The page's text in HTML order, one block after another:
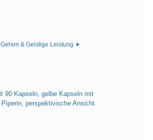
Gehirn & Geistige Leistung